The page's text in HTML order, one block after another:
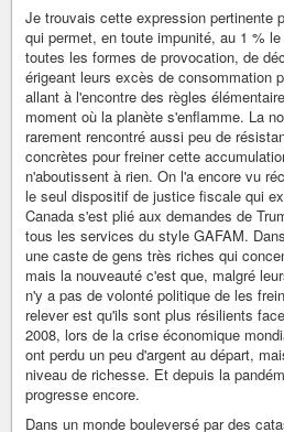
Je trouvais cette expression pertinente
qui permet, en toute impunité, au 1 %
toutes les formes de provocation, de
érigeant leurs excès de consommation
allant à l'encontre des règles
moment où la planète s'enflamme. La
rarement rencontré aussi peu de
concrètes pour freiner cette
n'aboutissent à rien. On l'a encore vu
le seul dispositif de justice fiscale qui
Canada s'est plié aux demandes de
tous les services du style GAFAM.
une caste de gens très riches qui
mais la nouveauté c'est que, malgré
n'y a pas de volonté politique de les
relever est qu'ils sont plus résilients
2008, lors de la crise économique
ont perdu un peu d'argent au départ,
niveau de richesse. Et depuis la
progresse encore.
Dans un monde bouleversé par des